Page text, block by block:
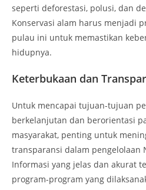
seperti deforestasi, polusi, dan
Konservasi alam harus menjadi
pulau ini untuk memastikan
hidupnya.
Keterbukaan dan
Untuk mencapai tujuan-tujuan
berkelanjutan dan berorientasi
masyarakat, penting untuk
transparansi dalam pengelolaan
Informasi yang jelas dan akurat
program-program yang